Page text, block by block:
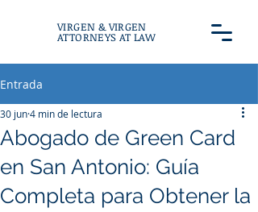
VIRGEN & VIRGEN
ATTORNEYS AT LAW
Entrada
Abogado de Green Card
en San Antonio: Guía
Completa para Obtener la
30 jun4 min de lectura